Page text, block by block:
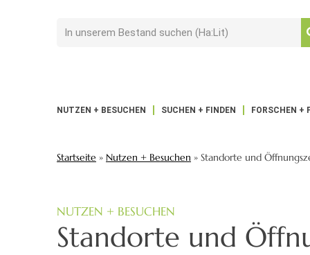
NUTZEN + BESUCHEN SUCHEN + FINDEN FORSCHEN +
Startseite » Nutzen + Besuchen » Standorte und
NUTZEN + BESUCHEN
Standorte und